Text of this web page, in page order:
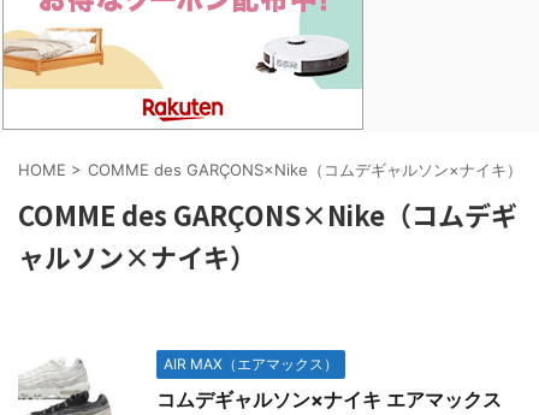
HOME > COMME des GARÇONS×Nike（コムデギャルソン×ナイキ）
COMME des GARÇONS×Nike（コムデギ
ャルソン×ナイキ）
AIR MAX（エアマックス）
コムデギャルソン×ナイキ エアマックス